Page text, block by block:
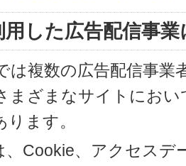
した広告配信事
は複数の広告配信事業
まざまなサイトにお
ます。
、Cookie、アクセスデ